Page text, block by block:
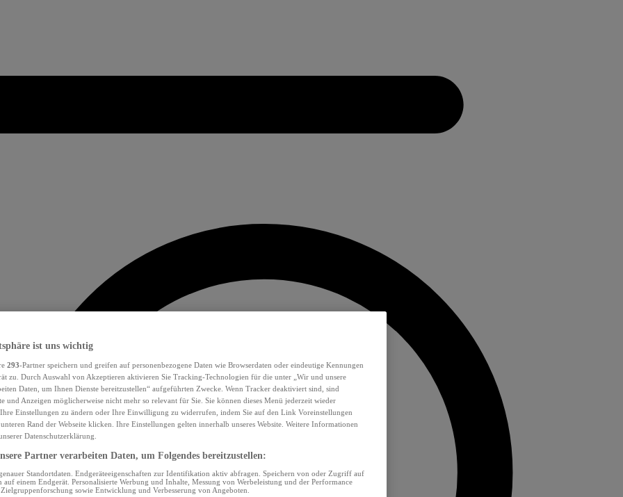
ist uns wichtig
293-Partner speichern und greifen auf personenbezogene Daten wie Browserdaten oder eindeutige Kennungen
zu. Durch Auswahl von Akzeptieren aktivieren Sie Tracking-Technologien für die unter „Wir und unsere
Daten, um Ihnen Dienste bereitzustellen“ aufgeführten Zwecke. Wenn Tracker deaktiviert sind, sind
und Anzeigen möglicherweise nicht mehr so relevant für Sie. Sie können dieses Menü jederzeit wieder
Einstellungen zu ändern oder Ihre Einwilligung zu widerrufen, indem Sie auf den Link Voreinstellungen
Rand der Webseite klicken. Ihre Einstellungen gelten innerhalb unseres Website. Weitere Informationen
Datenschutzerklärung.
Partner verarbeiten Daten, um Folgendes bereitzustellen:
Standortdaten. Endgeräteeigenschaften zur Identifikation aktiv abfragen. Speichern von oder Zugriff auf
einem Endgerät. Personalisierte Werbung und Inhalte, Messung von Werbeleistung und der Performance
sowie Entwicklung und Verbesserung von Angeboten.